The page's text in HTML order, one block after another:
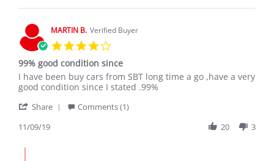
Aug
2020
MARTIN B. Verified Buyer
rating
99% good condition since
Review
by
B.
9
2019
review
stating
good
since
I have been buy cars from SBT long time a go ,have a very
good condition since I stated .99%
Share
Comments (1)
11/09/19
20 3